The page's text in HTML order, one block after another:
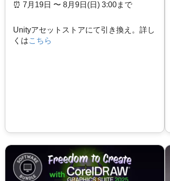
⏰️ 7月19日 〜 8月9日(日) 3:00まで
Unityアセットストアにて引き換え。詳し
くはこちら